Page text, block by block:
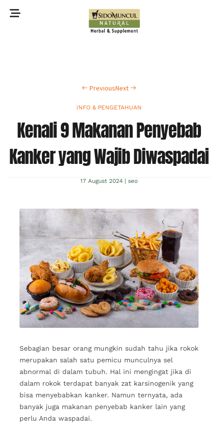
PreviousNext
INFO & PENGETAHUAN
Kenali 9 Makanan Penyebab
Kanker yang Wajib Diwaspadai
17 August 2024 | seo
Sebagian besar orang mungkin sudah tahu jika rokok
merupakan salah satu pemicu munculnya sel
abnormal di dalam tubuh. Hal ini mengingat jika di
dalam rokok terdapat banyak zat karsinogenik yang
bisa menyebabkan kanker. Namun ternyata, ada
banyak juga makanan penyebab kanker lain yang
perlu Anda waspadai.